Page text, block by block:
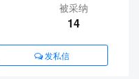
被采纳
14
发私信